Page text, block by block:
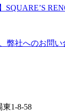
SQUARE’S
1-8-58